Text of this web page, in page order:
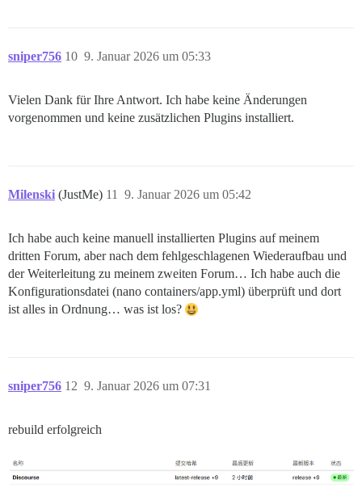
sniper756 9. Januar 2026 um 05:33
10
Vielen Dank für Ihre Antwort. Ich habe keine Änderungen
vorgenommen und keine zusätzlichen Plugins installiert.
Milenski (JustMe) 9. Januar 2026 um 05:42
11
Ich habe auch keine manuell installierten Plugins auf meinem
dritten Forum, aber nach dem fehlgeschlagenen Wiederaufbau und
der Weiterleitung zu meinem zweiten Forum… Ich habe auch die
Konfigurationsdatei (nano containers/app.yml) überprüft und dort
ist alles in Ordnung… was ist los?
sniper756 9. Januar 2026 um 07:31
12
rebuild erfolgreich